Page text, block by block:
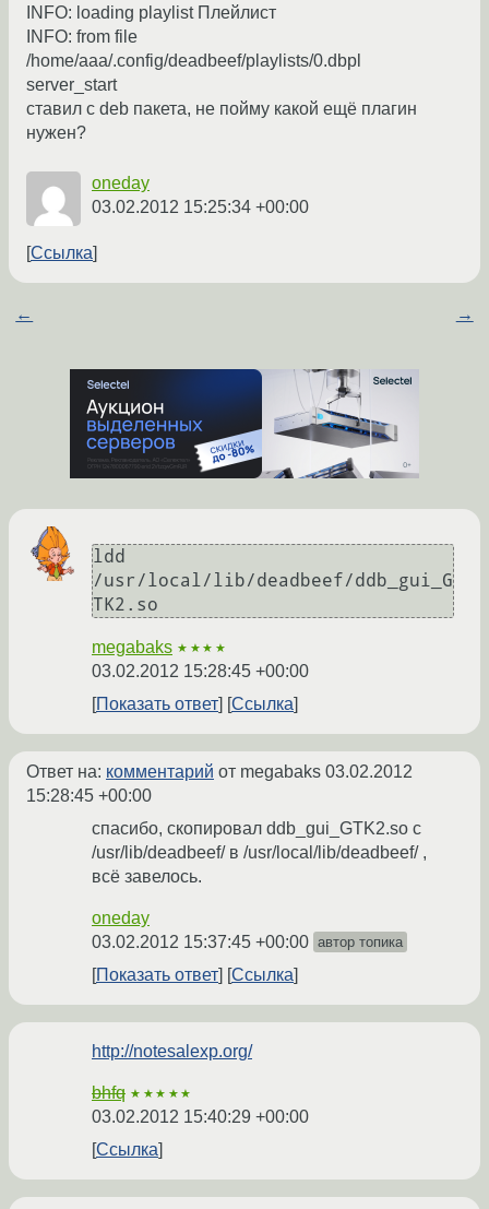
INFO: loading playlist Плейлист
INFO: from file
/home/aaa/.config/deadbeef/playlists/0.dbpl
server_start
ставил с deb пакета, не пойму какой ещё плагин
нужен?
oneday
03.02.2012 15:25:34 +00:00
Ссылка
← →
ldd
/usr/local/lib/deadbeef/ddb_gui_G
TK2.so
megabaks ★★★★
03.02.2012 15:28:45 +00:00
Показать ответ
Ссылка
Ответ на: комментарий от megabaks 03.02.2012
15:28:45 +00:00
спасибо, скопировал ddb_gui_GTK2.so с
/usr/lib/deadbeef/ в /usr/local/lib/deadbeef/ ,
всё завелось.
oneday
03.02.2012 15:37:45 +00:00 автор топика
Показать ответ Ссылка
http://notesalexp.org/
bhfq ★★★★★
03.02.2012 15:40:29 +00:00
Ссылка